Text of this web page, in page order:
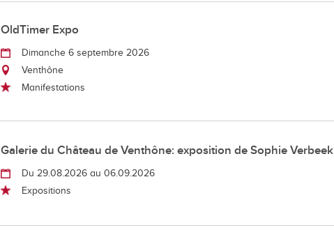
OldTimer Expo
Dimanche 6 septembre 2026
Venthône
Manifestations
Galerie du Château de Venthône: exposition de Sophie Verbeek
Du 29.08.2026 au 06.09.2026
Expositions